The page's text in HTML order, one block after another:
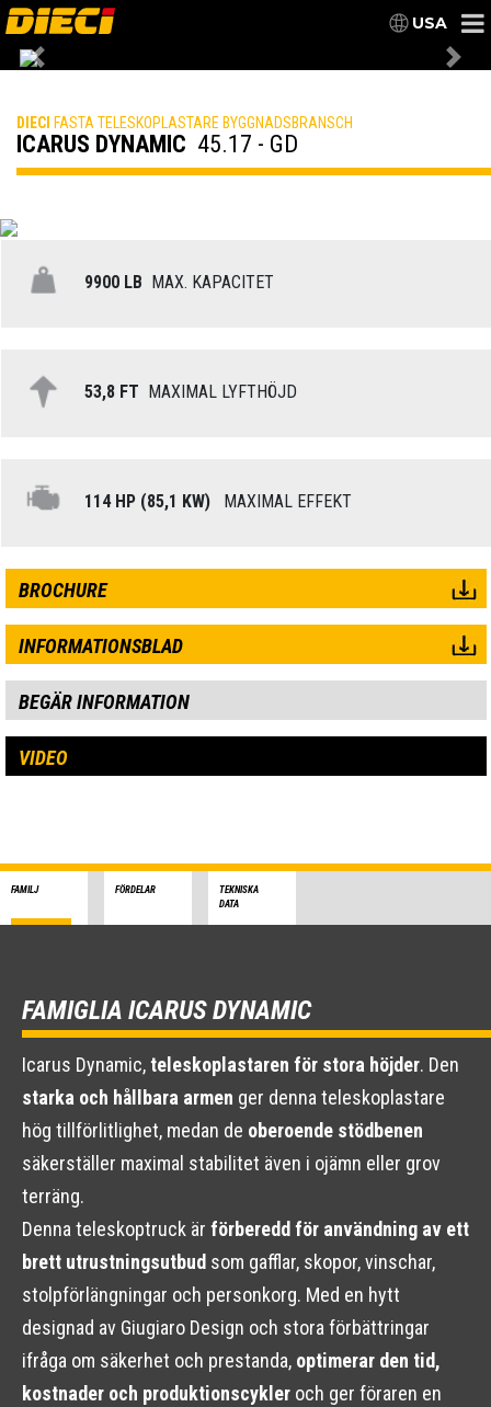
USA
Previous
DIECI FASTA TELESKOPLASTARE BYGGNADSBRANSCH
ICARUS DYNAMIC 45.17 - GD
9900 LB MAX. KAPACITET
53,8 FT MAXIMAL LYFTHÖJD
114 HP (85,1 KW) MAXIMAL EFFEKT
BROCHURE
INFORMATIONSBLAD
BEGÄR INFORMATION
VIDEO
FAMILJ FÖRDELAR
TEKNISKA
DATA
FAMIGLIA ICARUS DYNAMIC
Icarus Dynamic, teleskoplastaren för stora höjder. Den
starka och hållbara armen ger denna teleskoplastare
hög tillförlitlighet, medan de oberoende stödbenen
säkerställer maximal stabilitet även i ojämn eller grov
terräng.
Denna teleskoptruck är förberedd för användning av ett
brett utrustningsutbud som gafflar, skopor, vinschar,
stolpförlängningar och personkorg. Med en hytt
designad av Giugiaro Design och stora förbättringar
ifråga om säkerhet och prestanda, optimerar den tid,
kostnader och produktionscykler och ger föraren en